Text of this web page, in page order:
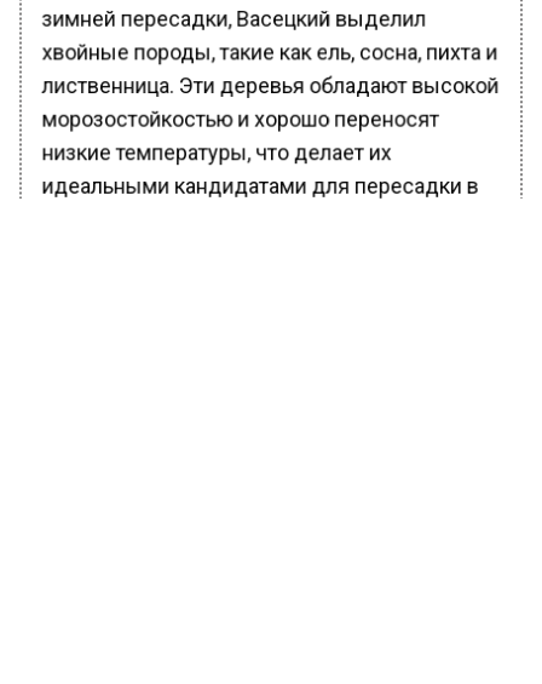
зимней пересадки, Васецкий выделил
хвойные породы, такие как ель, сосна, пихта и
лиственница. Эти деревья обладают высокой
морозостойкостью и хорошо переносят
низкие температуры, что делает их
идеальными кандидатами для пересадки в